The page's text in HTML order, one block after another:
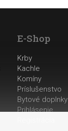
E-Shop
Krby
Kachle
Komíny
Príslušenstvo
Bytové doplnky
Prihlásenie